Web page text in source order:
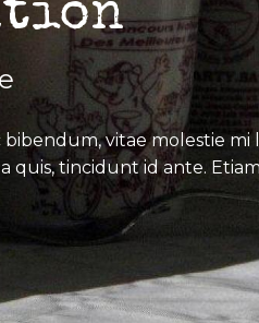
vitae molestie mi
tincidunt id ante.